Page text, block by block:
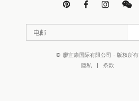
   
© 廖宜康国际有限公司 · 版权所有
隐私
| 条款